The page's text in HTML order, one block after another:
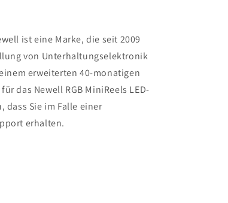
ist eine Marke, die seit 2009
von Unterhaltungselektronik
erweiterten 40-monatigen
das Newell RGB MiniReels LED-
dass Sie im Falle einer
erhalten.